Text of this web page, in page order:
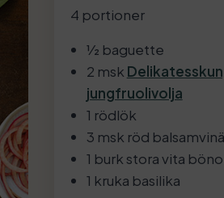
4 portioner
1⁄2 baguette
2 msk
jungfruolivolja
1 rödlök
3 msk röd
1 burk stora vita
1 kruka basilika